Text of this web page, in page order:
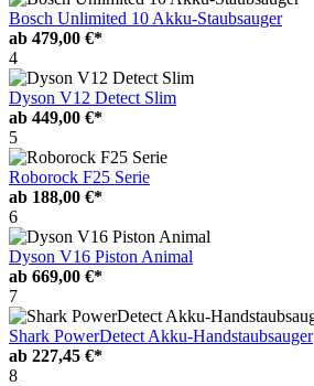
Bosch Unlimited 10 Akku-Staubsauger
ab 479,00 €*
4
Dyson V12 Detect Slim
ab 449,00 €*
5
Roborock F25 Serie
ab 188,00 €*
6
Dyson V16 Piston Animal
ab 669,00 €*
7
Shark PowerDetect Akku-Handstaubsauger
ab 227,45 €*
8